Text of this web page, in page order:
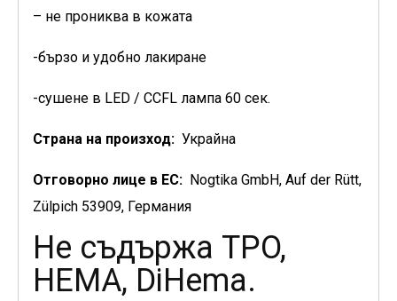
– не прониква в кожата
-бързо и удобно лакиране
-сушене в LED / CCFL лампа 60 сек.
Страна на произход: Украйна
Отговорно лице в ЕС: Nogtika GmbH, Auf der Rütt,
Zülpich 53909, Германия
Не съдържа TPO,
HEMA, DiHema.